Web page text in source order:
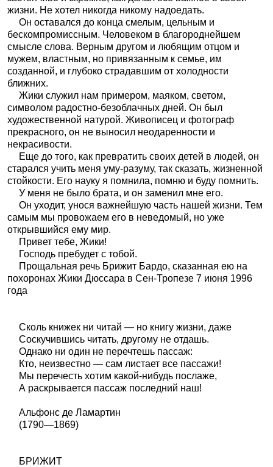
жизни. Не хотел никогда никому надоедать.
Он оставался до конца смелым, цельным и
бескомпромиссным. Человеком в благороднейшем
смысле слова. Верным другом и любящим отцом и
мужем, властным, но привязанным к семье, им
созданной, и глубоко страдавшим от холодности
ближних.
Жики служил нам примером, маяком, светом,
символом радостно-безоблачных дней. Он был
художественной натурой. Живописец и фотограф
прекрасного, он не выносил неодаренности и
некрасивости.
Еще до того, как превратить своих детей в людей, он
старался учить меня уму-разуму, так сказать, жизненной
стойкости. Его науку я помнила, помню и буду помнить.
У меня не было брата, и он заменил мне его.
Он уходит, унося важнейшую часть нашей жизни. Тем
самым мы провожаем его в неведомый, но уже
открывшийся ему мир.
Привет тебе, Жики!
Господь пребудет с тобой.
Прощальная речь Брижит Бардо, сказанная ею на
похоронах Жики Дюссара в Сен-Тропезе 7 июня 1996
года
Сколь книжек ни читай — но книгу жизни, даже
Соскучившись читать, другому не отдашь.
Однако ни один не перечтешь пассаж:
Кто, неизвестно — сам листает все пассажи!
Мы перечесть хотим какой-нибудь послаже,
А раскрывается пассаж последний наш!
Альфонс де Ламартин
(1790—1869)
БРИЖИТ